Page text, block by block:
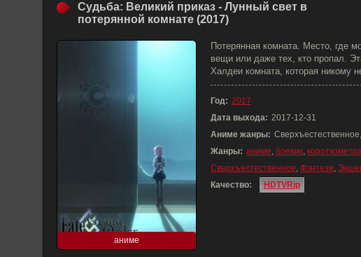
Судьба: Великий приказ - Лунный свет в
потерянной комнате (2017)
аниме
Потерянная комната. Место, где
вещи или даже тех, кто пропал.
Халдеи комната, которая никому
Год: 2017
Дата выхода: 2017-12-31
Аниме жанры:
Жанры: аниме, боевик,
Сверхъестественное, Фэнтези,
Качество:
HDTVRip